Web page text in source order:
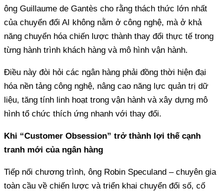
ông Guillaume de Gantès cho rằng thách thức lớn nhất
của chuyển đổi AI không nằm ở công nghệ, mà ở khả
năng chuyển hóa chiến lược thành thay đổi thực tế trong
từng hành trình khách hàng và mô hình vận hành.
Điều này đòi hỏi các ngân hàng phải đồng thời hiện đại
hóa nền tảng công nghệ, nâng cao năng lực quản trị dữ
liệu, tăng tính linh hoạt trong vận hành và xây dựng mô
hình tổ chức thích ứng nhanh với thay đổi.
Khi “Customer Obsession” trở thành lợi thế cạnh
tranh mới của ngân hàng
Tiếp nối chương trình, ông Robin Speculand – chuyên gia
toàn cầu về chiến lược và triển khai chuyển đổi số, cố